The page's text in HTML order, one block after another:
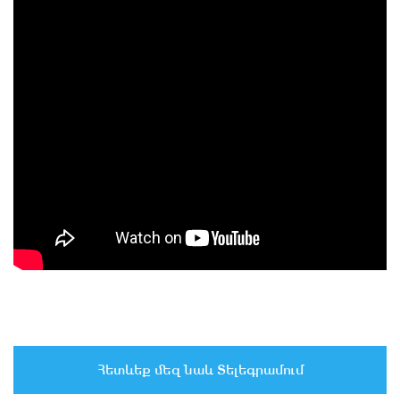
Հետևեք մեզ նաև Տելեգրամում